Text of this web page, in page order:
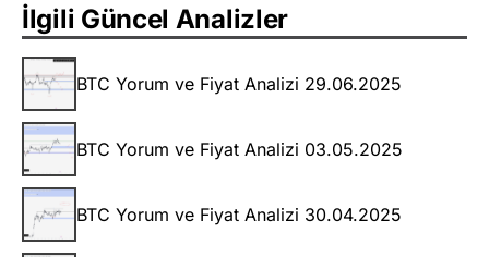
İlgili Güncel Analizler
BTC Yorum ve Fiyat Analizi 29.06.2025
BTC Yorum ve Fiyat Analizi 03.05.2025
BTC Yorum ve Fiyat Analizi 30.04.2025